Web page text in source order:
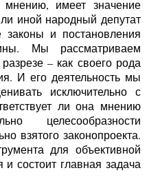
имеет значение
иной народный депутат
и постановления
Мы рассматриваем
– как своего рода
И его деятельность мы
исключительно с
ли она мнению
целесообразности
взятого законопроекта.
для объективной
и состоит главная задача